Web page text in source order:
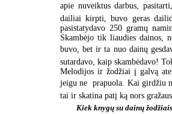
apie nuveiktus darbus,
dailiai kirpti, buvo geras
pasistatydavo 250 gramų
Skambėjo tik liaudies dainos,
buvo, bet ir ta nuo dainų
sutardavo, kaip skambėdavo!
Melodijos ir žodžiai į galvą
jeigu ne  prapuola. Kai girdžiu
tai ir skatina patį ką nors
Kiek knygų su dainų